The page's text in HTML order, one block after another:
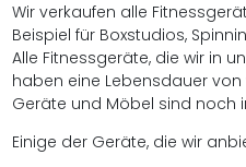
Wir verkaufen alle
Beispiel für Boxstudios,
Alle Fitnessgeräte, die wir in
haben eine Lebensdauer von
Geräte und Möbel sind noch
Einige der Geräte, die wir